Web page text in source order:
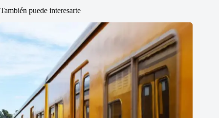
También puede interesarte